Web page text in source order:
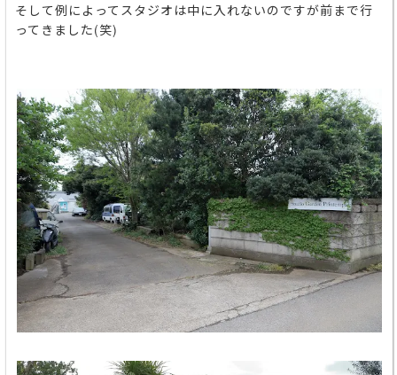
そして例によってスタジオは中に入れないのですが前まで行
ってきました(笑)